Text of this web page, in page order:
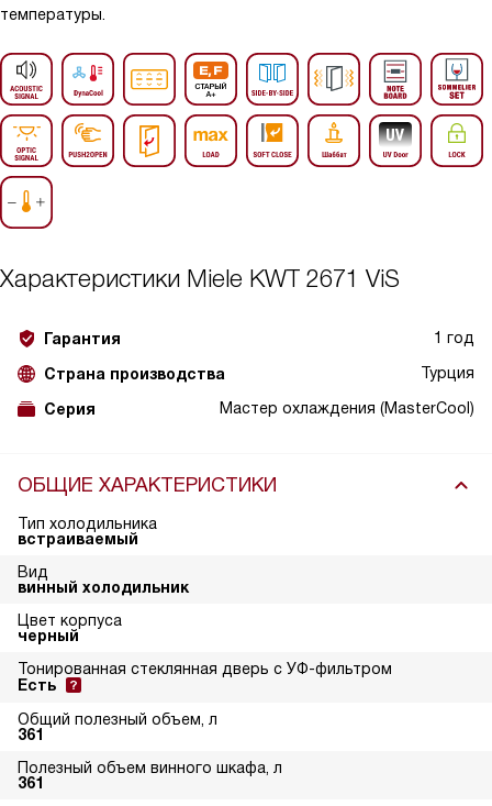
температуры.
Характеристики Miele KWT 2671 ViS
Гарантия 1 год
Страна производства Турция
Серия Мастер охлаждения (MasterCool)
ОБЩИЕ ХАРАКТЕРИСТИКИ
Тип холодильника
встраиваемый
Вид
винный холодильник
Цвет корпуса
черный
Тонированная стеклянная дверь с УФ-фильтром
Есть
Общий полезный объем, л
361
Полезный объем винного шкафа, л
361